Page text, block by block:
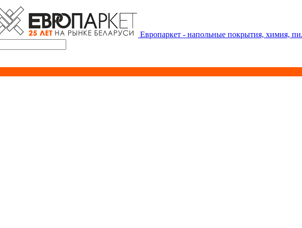
Европаркет - напольные покрытия, химия,